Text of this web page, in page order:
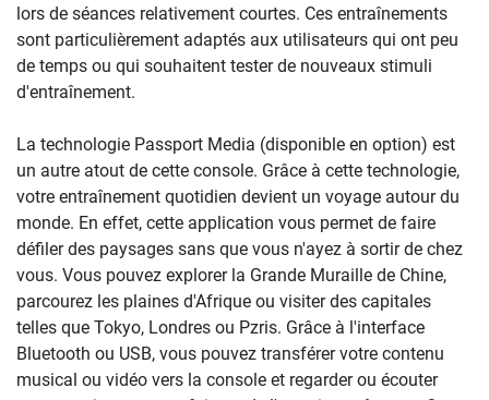
lors de séances relativement courtes. Ces entraînements
sont particulièrement adaptés aux utilisateurs qui ont peu
de temps ou qui souhaitent tester de nouveaux stimuli
d'entraînement.
La technologie Passport Media (disponible en option) est
un autre atout de cette console. Grâce à cette technologie,
votre entraînement quotidien devient un voyage autour du
monde. En effet, cette application vous permet de faire
défiler des paysages sans que vous n'ayez à sortir de chez
vous. Vous pouvez explorer la Grande Muraille de Chine,
parcourez les plaines d'Afrique ou visiter des capitales
telles que Tokyo, Londres ou Pzris. Grâce à l'interface
Bluetooth ou USB, vous pouvez transférer votre contenu
musical ou vidéo vers la console et regarder ou écouter